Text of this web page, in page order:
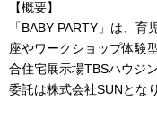
【概要】
「BABY PARTY」は、
座やワークショップ体験
合住宅展示場TBSハウジ
委託は株式会社SUNとな